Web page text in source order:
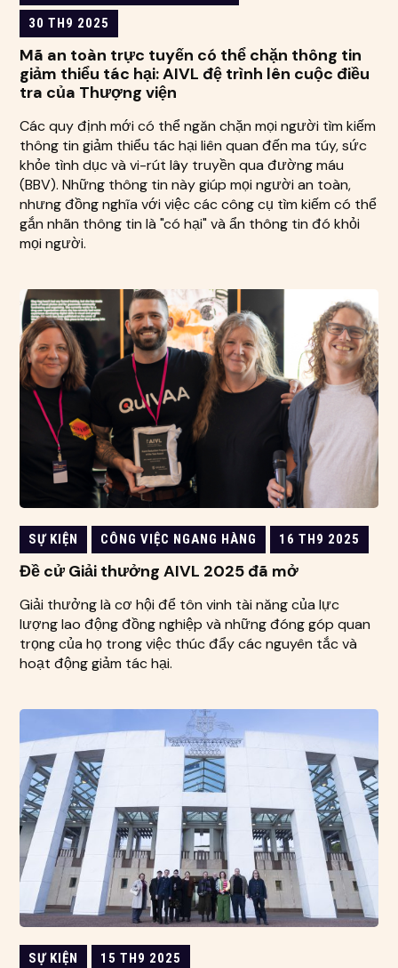
30 TH9 2025
Mã an toàn trực tuyến có thể chặn thông tin
giảm thiểu tác hại: AIVL đệ trình lên cuộc điều
tra của Thượng viện
Các quy định mới có thể ngăn chặn mọi người tìm kiếm
thông tin giảm thiểu tác hại liên quan đến ma túy, sức
khỏe tình dục và vi-rút lây truyền qua đường máu
(BBV). Những thông tin này giúp mọi người an toàn,
nhưng đồng nghĩa với việc các công cụ tìm kiếm có thể
gắn nhãn thông tin là "có hại" và ẩn thông tin đó khỏi
mọi người.
SỰ KIỆN CÔNG VIỆC NGANG HÀNG 16 TH9 2025
Đề cử Giải thưởng AIVL 2025 đã mở
Giải thưởng là cơ hội để tôn vinh tài năng của lực
lượng lao động đồng nghiệp và những đóng góp quan
trọng của họ trong việc thúc đẩy các nguyên tắc và
hoạt động giảm tác hại.
SỰ KIỆN 15 TH9 2025